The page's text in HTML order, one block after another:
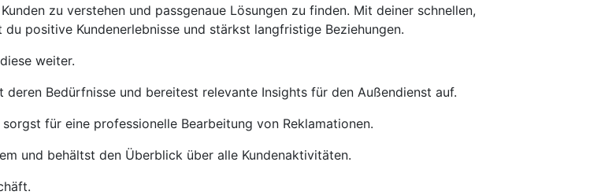
zu verstehen und passgenaue Lösungen zu finden. Mit deiner schnellen,
positive Kundenerlebnisse und stärkst langfristige Beziehungen.
weiter.
Bedürfnisse und bereitest relevante Insights für den Außendienst auf.
für eine professionelle Bearbeitung von Reklamationen.
und behältst den Überblick über alle Kundenaktivitäten.